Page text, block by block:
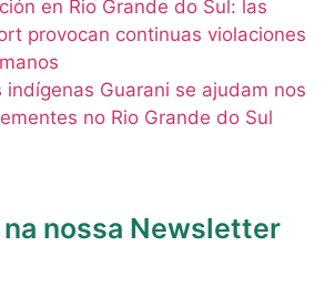
en Rio Grande do Sul: las
provocan continuas violaciones
indígenas Guarani se ajudam nos
no Rio Grande do Sul
nossa Newsletter